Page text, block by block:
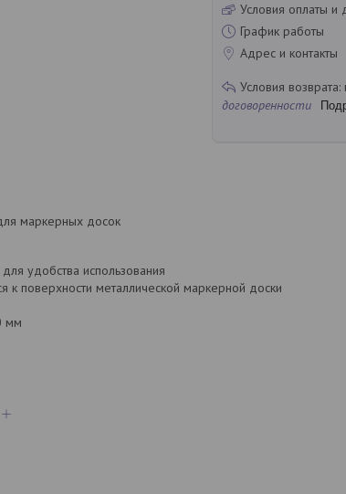
Условия оплаты и
График работы
Адрес и контакты
договоренности
маркерных досок
удобства использования
к поверхности металлической маркерной доски
мм